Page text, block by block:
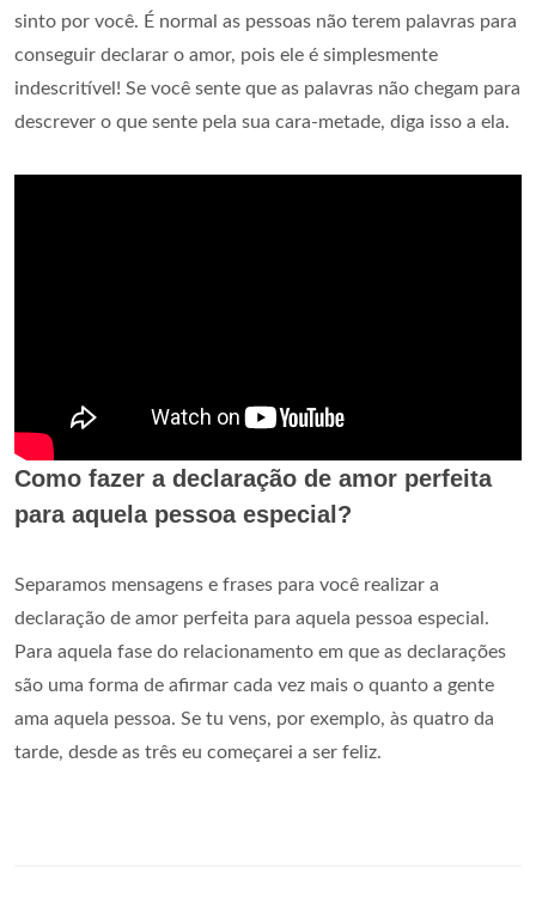
sinto por você. É normal as pessoas não terem palavras para
conseguir declarar o amor, pois ele é simplesmente
indescritível! Se você sente que as palavras não chegam para
descrever o que sente pela sua cara-metade, diga isso a ela.
Como fazer a declaração de amor perfeita
para aquela pessoa especial?
Separamos mensagens e frases para você realizar a
declaração de amor perfeita para aquela pessoa especial.
Para aquela fase do relacionamento em que as declarações
são uma forma de afirmar cada vez mais o quanto a gente
ama aquela pessoa. Se tu vens, por exemplo, às quatro da
tarde, desde as três eu começarei a ser feliz.